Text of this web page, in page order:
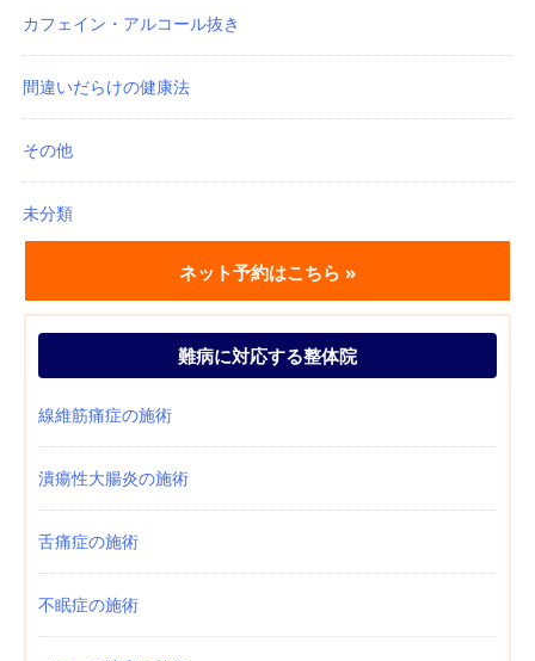
カフェイン・アルコール抜き
間違いだらけの健康法
その他
未分類
ネット予約はこちら »
難病に対応する整体院
線維筋痛症の施術
潰瘍性大腸炎の施術
舌痛症の施術
不眠症の施術